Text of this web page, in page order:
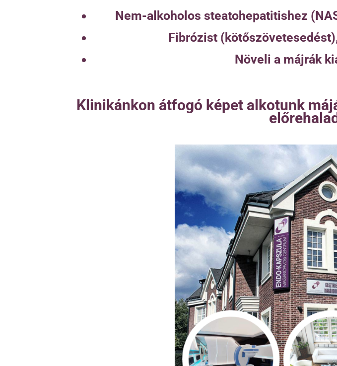
Nem-alkoholos steatohepatitishez
Fibrózist
Növeli a májrák
Klinikánkon átfogó képet alkotunk